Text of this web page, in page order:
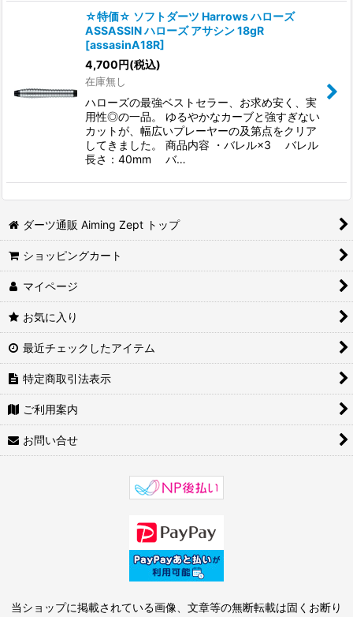
☆特価☆ ソフトダーツ Harrows ハローズ
ASSASSIN ハローズ アサシン 18gR
[assasinA18R]
4,700円(税込)
在庫無し
ハローズの最強ベストセラー、お求め安く、実
用性◎の一品。 ゆるやかなカーブと強すぎない
カットが、幅広いプレーヤーの及第点をクリア
してきました。 商品内容 ・バレル×3 バレル
長さ：40mm バ…
ダーツ通販 Aiming Zept トップ
ショッピングカート
マイページ
お気に入り
最近チェックしたアイテム
特定商取引法表示
ご利用案内
お問い合せ
当ショップに掲載されている画像、文章等の無断転載は固くお断り